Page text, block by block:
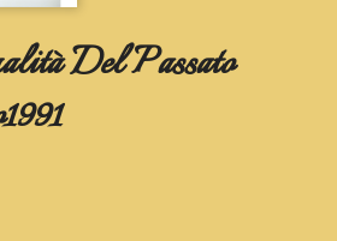
Del Passato